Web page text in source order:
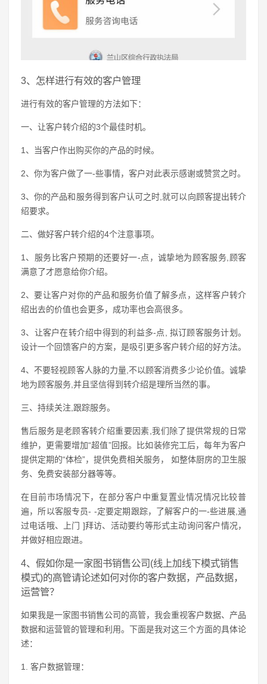
3、怎样进行有效的客户管理
进行有效的客户管理的方法如下：
一、让客户转介绍的3个最佳时机。
1、当客户作出购买你的产品的时候。
2、你为客户做了一-些事情，客户对此表示感谢或赞赏之时。
3、你的产品和服务得到客户认可之时,就可以向顾客提出转介
绍要求。
二、做好客户转介绍的4个注意事项。
1、服务比客户预期的还要好一-点，诚挚地为顾客服务,顾客
满意了才愿意给你介绍。
2、要让客户对你的产品和服务价值了解多点，这样客户转介
绍出去的价值也会更多，成功率也会高很多。
3、让客户在转介绍中得到的利益多-点, 拟订顾客服务计划。
设计一个回馈客户的方案，是吸引更多客户转介绍的好方法。
4、不要轻视顾客人脉的力量,不以顾客消费多少论价值。诚挚
地为顾客服务,并且坚信得到转介绍是理所当然的事。
三、持续关注,跟踪服务。
售后服务是老顾客转介绍重要因素,我们除了提供常规的日常
维护，更需要增加“超值”回报。比如装修完工后，每年为客户
提供定期的“体检”，提供免费相关服务， 如整体厨房的卫生服
务、免费安装部分器等等。
在目前市场情况下，在部分客户中重复置业情况情况比较普
遍，所以客服专员- -定要定期跟踪，了解客户的一-些进展,通
过电话哦、上门 ]拜访、活动要约等形式主动询问客户情况，
并做好相应跟进。
4、假如你是一家图书销售公司(线上加线下模式销售
模式)的高管请论述如何对你的客户数据，产品数据，
运营管？
如果我是一家图书销售公司的高管，我会重视客户数据、产品
数据和运营管的管理和利用。下面是我对这三个方面的具体论
述：
1. 客户数据管理：